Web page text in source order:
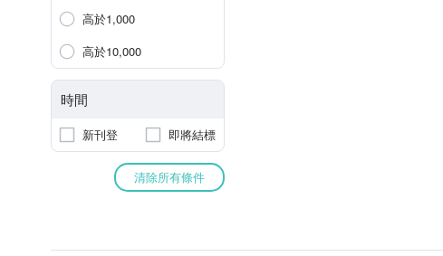
高於1,000
高於10,000
時間
新刊登 即將結標
清除所有條件